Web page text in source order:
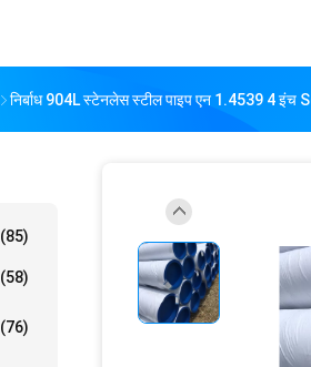
निर्बाध 904L स्टेनलेस स्टील पाइप एन 1.4539 4 इंच
(85)
(58)
(76)